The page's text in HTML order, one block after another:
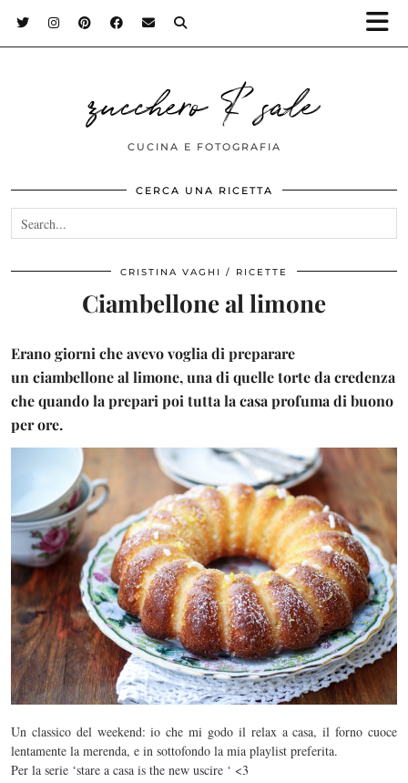
zucchero & sale
CUCINA E FOTOGRAFIA
CERCA UNA RICETTA
CRISTINA VAGHI RICETTE
Ciambellone al limone
Erano giorni che avevo voglia di preparare
un ciambellone al limone,una di quelle torte da credenza
che quando la prepari poi tutta la casa profuma di buono
per ore.
Un classico del weekend: io che mi godo il relax a casa, il forno cuoce
lentamente la merenda, e in sottofondo la mia playlist preferita.
Per la serie ‘stare a casa is the new uscire ‘ <3